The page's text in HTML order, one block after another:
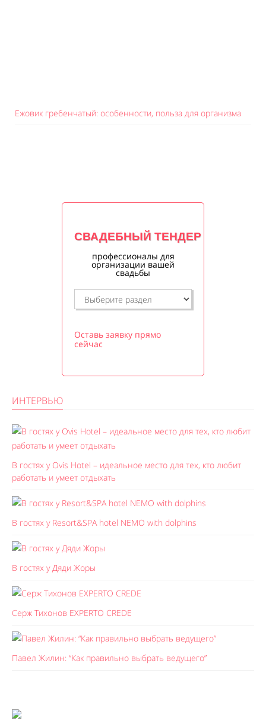
Ежовик гребенчатый: особенности, польза для организма
СВАДЕБНЫЙ ТЕНДЕР
профессионалы для
организации вашей
свадьбы
Оставь заявку прямо
сейчас
ИНТЕРВЬЮ
В гостях у Ovis Hotel – идеальное место для тех, кто любит
работать и умеет отдыхать
В гостях у Resort&SPA hotel NEMO with dolphins
В гостях у Дяди Жоры
Серж Тихонов EXPERTO CREDE
Павел Жилин: “Как правильно выбрать ведущего”